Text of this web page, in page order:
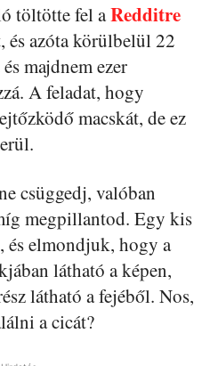
töltötte fel aRedditre
és azóta körülbelül 22
majdnem ezer
A feladat, hogy
macskát, de ez
csüggedj, valóban
megpillantod. Egy kis
és elmondjuk, hogy a
látható a képen,
látható a fejéből. Nos,
a cicát?